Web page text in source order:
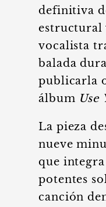
definitiva
estructural
vocalista
balada
publicarla
álbum
La pieza
nueve
que
potentes
canción